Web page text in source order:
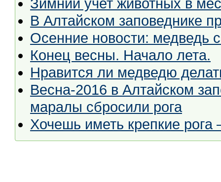
Зимний учет животных в
В Алтайском заповеднике
Осенние новости: медведь
Конец весны. Начало лета.
Нравится ли медведю
Весна-2016 в Алтайском
маралы сбросили рога
Хочешь иметь крепкие рога